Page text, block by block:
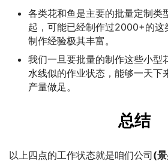
各类花和鱼是主要的批量定制类
起，可能已经制作过2000+的这
制作经验极其丰富。
我们一旦要批量的制作这些小型
水线似的作业状态，能够一天下
产量做足。
总结
以上四点的工作状态就是咱们公司(